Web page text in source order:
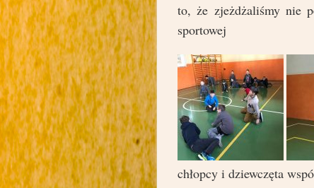
to, że zjeżdżaliśmy nie
sportowej
chłopcy i dziewczęta